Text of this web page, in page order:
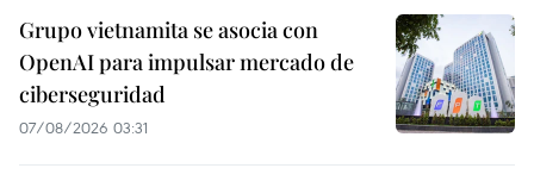
Grupo vietnamita se asocia con
OpenAI para impulsar mercado de
ciberseguridad
07/08/2026 03:31